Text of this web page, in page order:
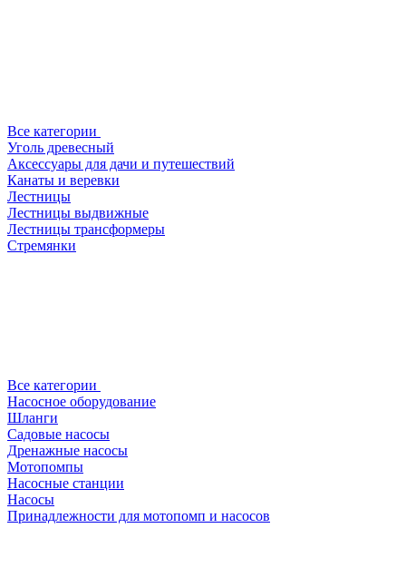
Все категории
Уголь древесный
Аксессуары для дачи и путешествий
Канаты и веревки
Лестницы
Лестницы выдвижные
Лестницы трансформеры
Стремянки
Все категории
Насосное оборудование
Шланги
Садовые насосы
Дренажные насосы
Мотопомпы
Насосные станции
Насосы
Принадлежности для мотопомп и насосов